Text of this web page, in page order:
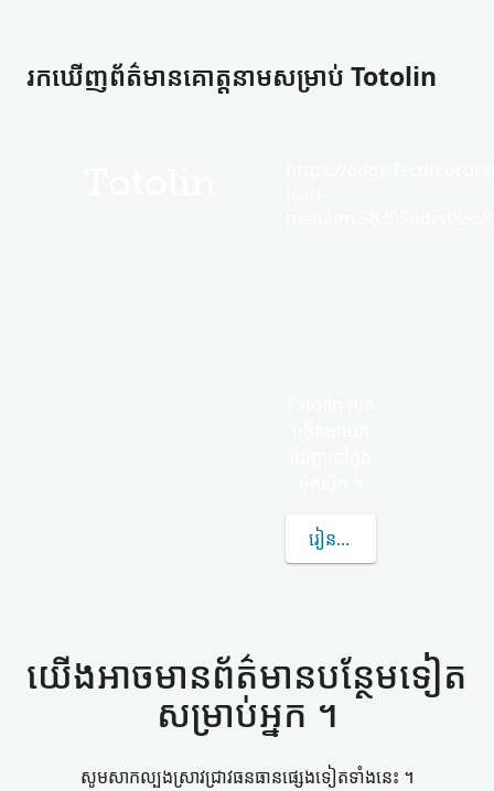
រកឃើញ​ព័ត៌មាន​គោត្តនាម​សម្រាប់ Totolin
រៀន​បន្ថែម​ទៀត​អំពី
យើង​អាច​មាន​ព័ត៌មាន​បន្ថែម​ទៀត​
សម្រាប់​អ្នក ។
សូម​សាកល្បង​ស្រាវជ្រាវ​ធនធាន​ផ្សេងទៀត​ទាំងនេះ ។